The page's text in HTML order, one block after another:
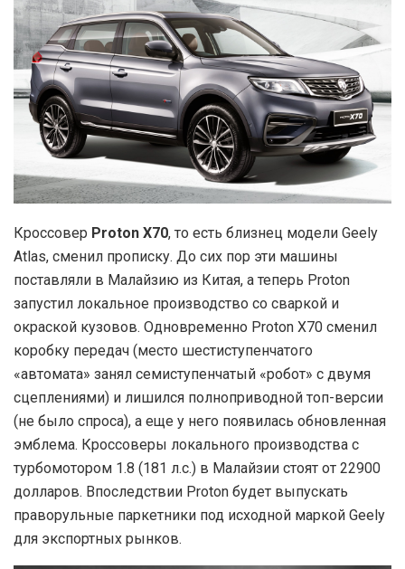
Кроссовер Proton X70, то есть близнец модели Geely
Atlas, сменил прописку. До сих пор эти машины
поставляли в Малайзию из Китая, а теперь Proton
запустил локальное производство со сваркой и
окраской кузовов. Одновременно Proton X70 сменил
коробку передач (место шестиступенчатого
«автомата» занял семиступенчатый «робот» с двумя
сцеплениями) и лишился полноприводной топ-версии
(не было спроса), а еще у него появилась обновленная
эмблема. Кроссоверы локального производства с
турбомотором 1.8 (181 л.с.) в Малайзии стоят от 22900
долларов. Впоследствии Proton будет выпускать
праворульные паркетники под исходной маркой Geely
для экспортных рынков.